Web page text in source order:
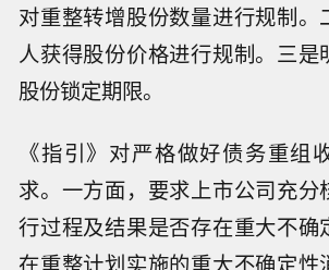
对重整转增股份数量进行规制。
人获得股份价格进行规制。三是
股份锁定期限。
《指引》对严格做好债务重组
求。一方面，要求上市公司充分
行过程及结果是否存在重大不确
在重整计划实施的重大不确定性